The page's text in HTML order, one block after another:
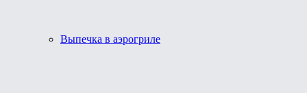
Выпечка в аэрогриле